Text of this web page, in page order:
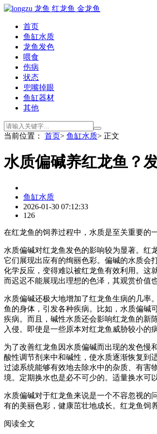
首页
鱼缸水质
龙鱼发色
喂食
伤病
状态
兜嘴掉眼
鱼缸器材
其他
当前位置： 首页> 鱼缸水质> 正文
水质偏碱养红龙鱼？
鱼缸水质
2026-01-30 07:12:33
126
在红龙鱼的饲养过程中，水质是至关重要的
水质偏碱对红龙鱼发色的影响较为显著。红
它们展现出应有的绚丽色彩。偏碱的水质会
化学反应，变得难以被红龙鱼有效利用。这
而迟迟不能展现出理想的色泽，其观赏价值
水质偏碱还极大地增加了红龙鱼生病的几率
鱼的身体，引发各种疾病。比如，水质偏碱
疾病。而且，碱性水质还会影响红龙鱼的新
入侵。即使是一些原本对红龙鱼威胁较小的
为了改善红龙鱼因水质偏碱而出现的发色慢
酸性调节剂来中和碱性，使水质逐渐恢复到
过滤系统能够有效地去除水中的杂质、有害
境。定期换水也是必不可少的。适量换水可
水质偏碱对于红龙鱼来说是一个不容忽视的
有的美丽色彩，健康茁壮地成长。红龙鱼饲
阅读全文